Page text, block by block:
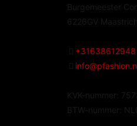
Burgemeester
6226GV Maastricht
+31638612948
KVK-nummer:
BTW-nummer: